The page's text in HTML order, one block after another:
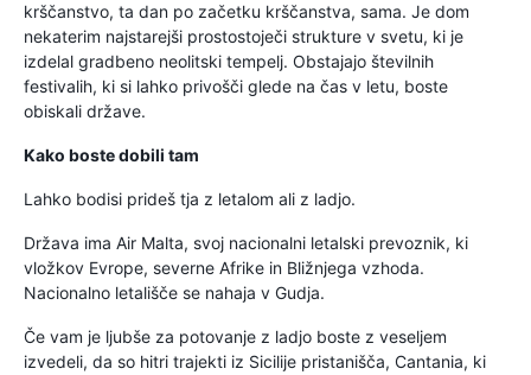
krščanstvo, ta dan po začetku krščanstva, sama. Je dom
nekaterim najstarejši prostostoječi strukture v svetu, ki je
izdelal gradbeno neolitski tempelj. Obstajajo številnih
festivalih, ki si lahko privošči glede na čas v letu, boste
obiskali države.
Kako boste dobili tam
Lahko bodisi prideš tja z letalom ali z ladjo.
Država ima Air Malta, svoj nacionalni letalski prevoznik, ki
vložkov Evrope, severne Afrike in Bližnjega vzhoda.
Nacionalno letališče se nahaja v Gudja.
Če vam je ljubše za potovanje z ladjo boste z veseljem
izvedeli, da so hitri trajekti iz Sicilije pristanišča, Cantania, ki